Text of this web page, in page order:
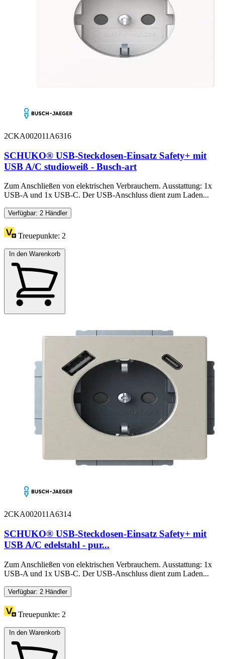
2CKA002011A6316
SCHUKO® USB-Steckdosen-Einsatz Safety+ mit
USB A/C studioweiß - Busch-art
Zum Anschließen von elektrischen Verbrauchern. Ausstattung: 1x
USB-A und 1x USB-C. Der USB-Anschluss dient zum Laden...
Verfügbar: 2 Händler
Treuepunkte: 2
In den Warenkorb
2CKA002011A6314
SCHUKO® USB-Steckdosen-Einsatz Safety+ mit
USB A/C edelstahl - pur...
Zum Anschließen von elektrischen Verbrauchern. Ausstattung: 1x
USB-A und 1x USB-C. Der USB-Anschluss dient zum Laden...
Verfügbar: 2 Händler
Treuepunkte: 2
In den Warenkorb